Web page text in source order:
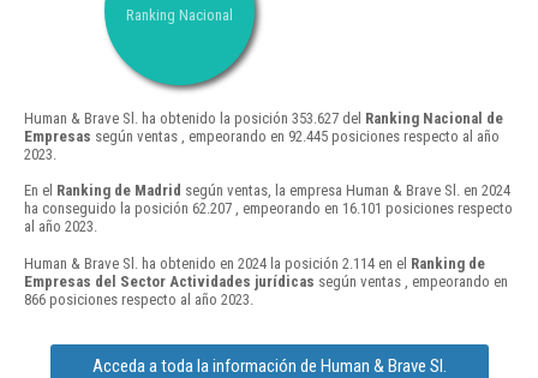
Ranking Nacional
Human & Brave Sl. ha obtenido la posición 353.627 del Ranking Nacional de
Empresas según ventas , empeorando en 92.445 posiciones respecto al año
2023.
En el Ranking de Madrid según ventas, la empresa Human & Brave Sl. en 2024
ha conseguido la posición 62.207 , empeorando en 16.101 posiciones respecto
al año 2023.
Human & Brave Sl. ha obtenido en 2024 la posición 2.114 en el Ranking de
Empresas del Sector Actividades jurídicas según ventas , empeorando en
866 posiciones respecto al año 2023.
Acceda a toda la información de Human & Brave Sl.